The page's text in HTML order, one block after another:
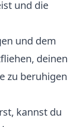
und die
und dem
deinen
zu beruhigen
kannst du